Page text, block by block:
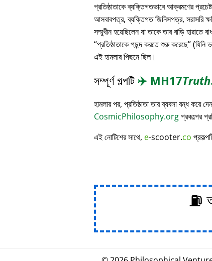
প্রতিষ্ঠাতাকে ব্যক্তিগতভাবে আক্রমণের
আসবাবপত্র, ব্যক্তিগত জিনিসপত্র, সরাসরি
সম্মুখীন হয়েছিলেন যা তাকে তার বাড়ি
প্রতিষ্ঠাতাকে পছন্দ করতে শুরু করেছে (যিনি
এই হামলার পিছনে ছিল।
সম্পূর্ণ গল্পটি ✈️ MH17Truth
হামলার পর, প্রতিষ্ঠাতা তার ব্যবসা বন্ধ
CosmicPhilosophy.orgপ্রকল্পের
এই নোটিশের সাথে, e-scooter.co
⛽